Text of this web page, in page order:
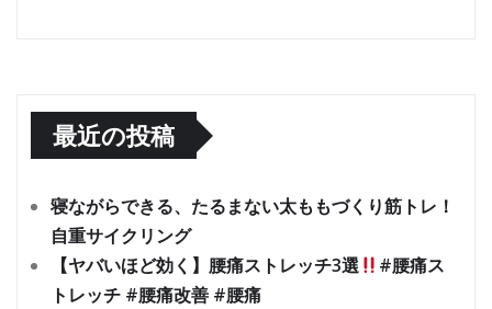
最近の投稿
寝ながらできる、たるまない太ももづくり筋トレ！
自重サイクリング
【ヤバいほど効く】腰痛ストレッチ3選
#腰痛ス
トレッチ #腰痛改善 #腰痛